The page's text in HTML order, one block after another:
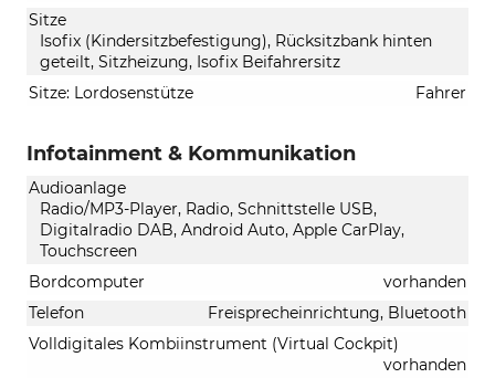
Sitze
Isofix (Kindersitzbefestigung), Rücksitzbank hinten
geteilt, Sitzheizung, Isofix Beifahrersitz
Sitze: Lordosenstütze
Fahrer
Infotainment & Kommunikation
Audioanlage
Radio/MP3-Player, Radio, Schnittstelle USB,
Digitalradio DAB, Android Auto, Apple CarPlay,
Touchscreen
Bordcomputer
vorhanden
Telefon
Freisprecheinrichtung, Bluetooth
Volldigitales Kombiinstrument (Virtual Cockpit)
vorhanden